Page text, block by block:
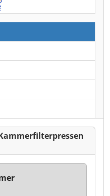
Kammerfilterpressen